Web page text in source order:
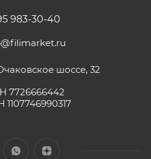
983-30-40
шоссе, 32
7726666442